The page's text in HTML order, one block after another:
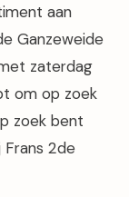
aan
Ganzeweide
zaterdag
om op zoek
zoek bent
Frans 2de